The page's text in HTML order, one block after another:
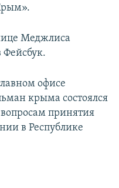
Меджлиса
Фейсбук.
офисе
крыма состоялся
принятия
в Республике